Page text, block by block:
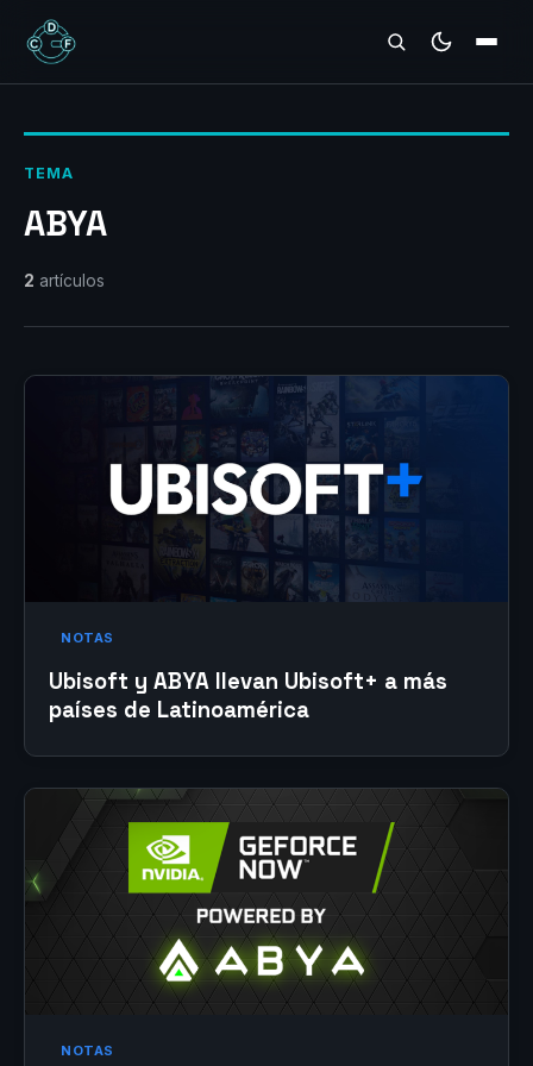
REVIEWS
TEMA
ABYA
2 artículos
NOTAS
Ubisoft y ABYA llevan Ubisoft+ a más
países de Latinoamérica
NOTAS